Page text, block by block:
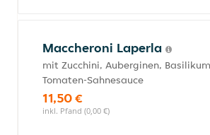
Maccheroni Laperla
mit Zucchini, Auberginen,
Tomaten-Sahnesauce
11,50 €
inkl. Pfand (0,00 €)